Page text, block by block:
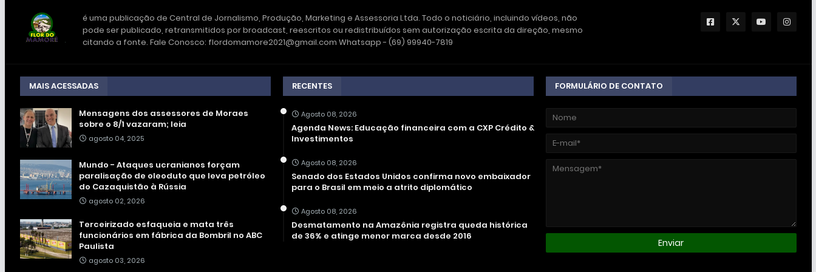
é uma publicação de Central de Jornalismo, Produção, Marketing e Assessoria Ltda. Todo o noticiário, incluindo vídeos, não
pode ser publicado, retransmitidos por broadcast, reescritos ou redistribuídos sem autorização escrita da direção, mesmo
citando a fonte. Fale Conosco: flordomamore2021@gmail.com Whatsapp - (69) 99940-7819
MAIS ACESSADAS
Mensagens dos assessores de Moraes
sobre o 8/1 vazaram; leia
agosto 04, 2025
Mundo - Ataques ucranianos forçam
paralisação de oleoduto que leva petróleo
do Cazaquistão à Rússia
agosto 02, 2026
Terceirizado esfaqueia e mata três
funcionários em fábrica da Bombril no ABC
Paulista
agosto 03, 2026
RECENTES
Agosto 08, 2026
Agenda News: Educação financeira com a CXP Crédito &
Investimentos
Agosto 08, 2026
Senado dos Estados Unidos confirma novo embaixador
para o Brasil em meio a atrito diplomático
Agosto 08, 2026
Desmatamento na Amazônia registra queda histórica
de 36% e atinge menor marca desde 2016
FORMULÁRIO DE CONTATO